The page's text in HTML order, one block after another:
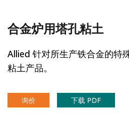
合金炉用塔孔粘土
Allied 针对所生产铁合金的特
粘土产品。
询价 下载 PDF